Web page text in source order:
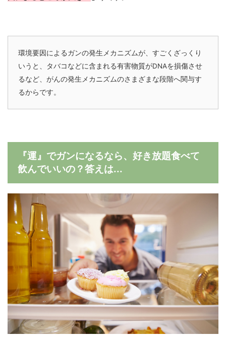
環境要因によるガンの発生メカニズムが、すごくざっくり
いうと、タバコなどに含まれる有害物質がDNAを損傷させ
るなど、がんの発生メカニズムのさまざまな段階へ関与す
るからです。
『運』でガンになるなら、好き放題食べて
飲んでいいの？答えは...